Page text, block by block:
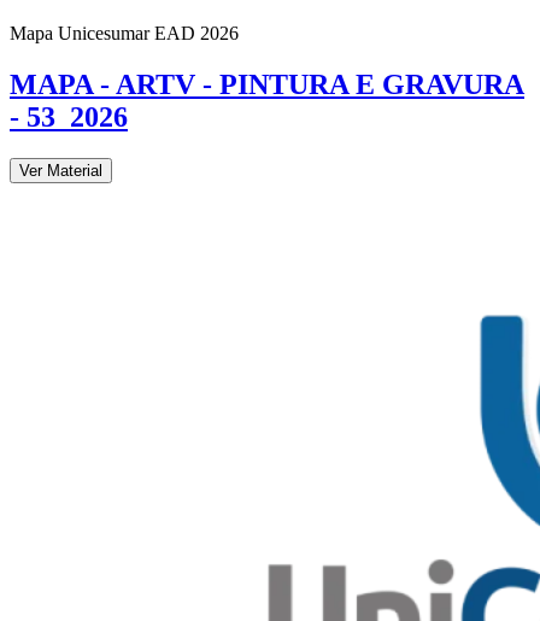
Mapa Unicesumar EAD 2026
MAPA - ARTV - PINTURA E GRAVURA
- 53_2026
Ver Material